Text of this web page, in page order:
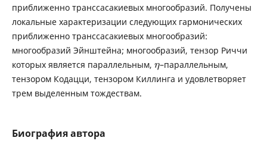
приближенно транссасакиевых многообразий. Получены
локальные характеризации следующих гармонических
приближенно транссасакиевых многообразий:
многообразий Эйнштейна; многообразий, тензор Риччи
которых является параллельным, η–параллельным,
тензором Кодацци, тензором Киллинга и удовлетворяет
трем выделенным тождествам.
Биография автора